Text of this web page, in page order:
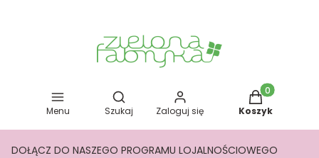
Menu
Otwórz wyszukiwarkę
Szukaj Zaloguj się
Produkty w
Koszyk
DOŁĄCZ DO NASZEGO PROGRAMU LOJALNOŚCIOWEGO